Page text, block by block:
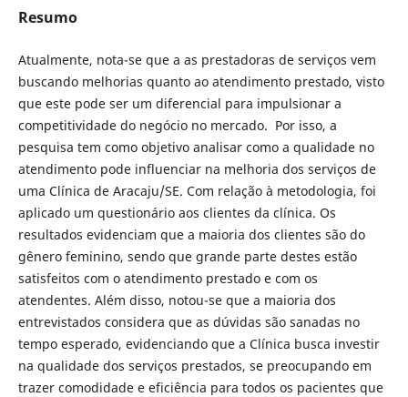
Resumo
Atualmente, nota-se que a as prestadoras de serviços vem
buscando melhorias quanto ao atendimento prestado, visto
que este pode ser um diferencial para impulsionar a
competitividade do negócio no mercado. Por isso, a
pesquisa tem como objetivo analisar como a qualidade no
atendimento pode influenciar na melhoria dos serviços de
uma Clínica de Aracaju/SE. Com relação à metodologia, foi
aplicado um questionário aos clientes da clínica. Os
resultados evidenciam que a maioria dos clientes são do
gênero feminino, sendo que grande parte destes estão
satisfeitos com o atendimento prestado e com os
atendentes. Além disso, notou-se que a maioria dos
entrevistados considera que as dúvidas são sanadas no
tempo esperado, evidenciando que a Clínica busca investir
na qualidade dos serviços prestados, se preocupando em
trazer comodidade e eficiência para todos os pacientes que